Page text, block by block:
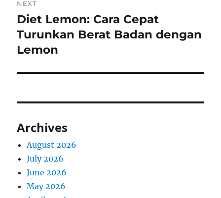
NEXT
Next
post:
Diet Lemon: Cara Cepat
Turunkan Berat Badan dengan
Lemon
Archives
August 2026
July 2026
June 2026
May 2026